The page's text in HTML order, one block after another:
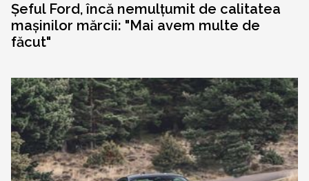
Șeful Ford, încă nemulțumit de calitatea
mașinilor mărcii: "Mai avem multe de
făcut"